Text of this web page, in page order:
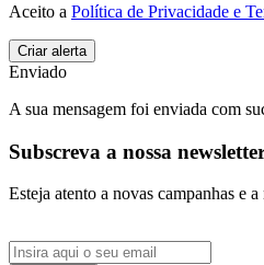
Aceito a Política de Privacidade e
Enviado
A sua mensagem foi enviada com
Subscreva a nossa
Esteja atento a novas campanhas e